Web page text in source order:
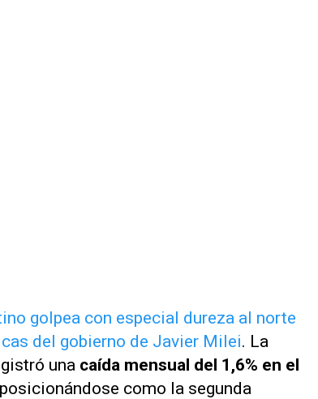
golpea con especial dureza al norte
del gobierno de Javier Milei. La
una caída mensual del 1,6% en el
como la segunda